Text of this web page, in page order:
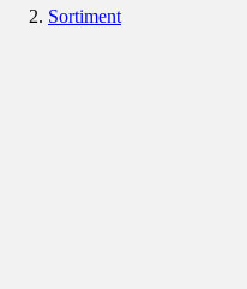
Sortiment